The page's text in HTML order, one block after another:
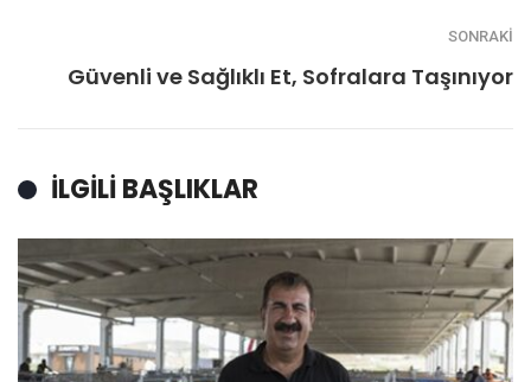
SONRAKI
Güvenli ve Sağlıklı Et, Sofralara Taşınıyor
İLGILI BAŞLIKLAR